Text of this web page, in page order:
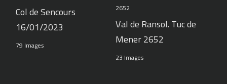
Col de Sencours
16/01/2023
79 Images
Val de Ransol. Tuc de
Mener 2652
23 Images